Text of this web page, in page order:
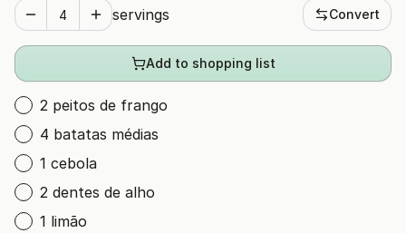
servings Convert
Add to shopping list
2 peitos de frango
4 batatas médias
1 cebola
2 dentes de alho
1 limão